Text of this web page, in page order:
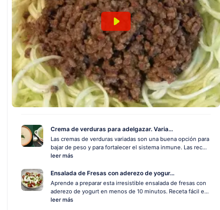
Crema de verduras para adelgazar. Varia...
Las cremas de verduras variadas son una buena opción para
bajar de peso y para fortalecer el sistema inmune. Las rec...
leer más
Ensalada de Fresas con aderezo de yogur...
Aprende a preparar esta irresistible ensalada de fresas con
aderezo de yogurt en menos de 10 minutos. Receta fácil e...
leer más